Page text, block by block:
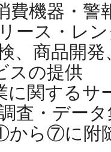
機器・警
ース・レ
、商品開
スの提供
関するサ
査・デー
ら⑦に附